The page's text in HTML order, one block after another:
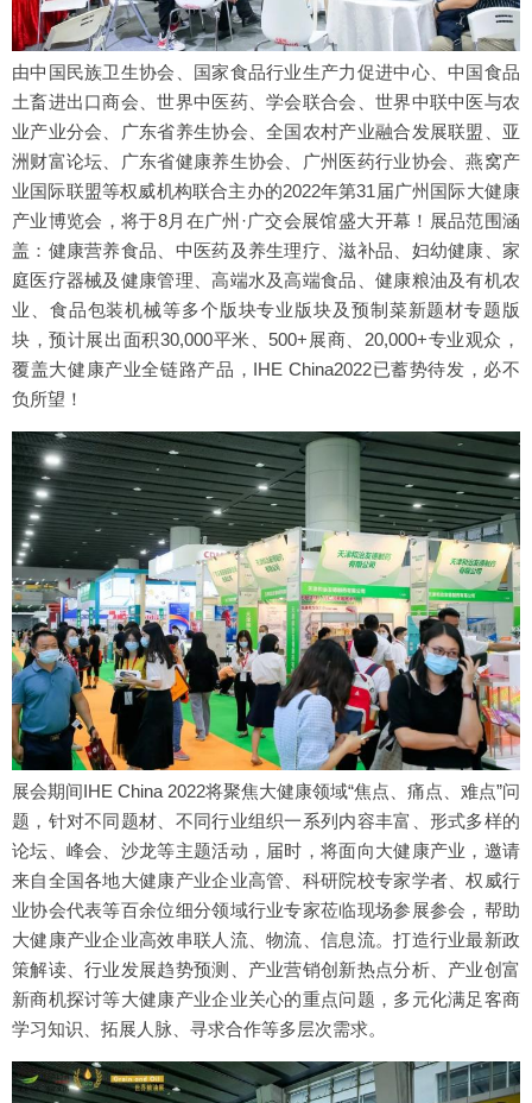
由中国民族卫生协会、国家食品行业生产力促进中心、中国食品
土畜进出口商会、世界中医药、学会联合会、世界中联中医与农
业产业分会、广东省养生协会、全国农村产业融合发展联盟、亚
洲财富论坛、广东省健康养生协会、广州医药行业协会、燕窝产
业国际联盟等权威机构联合主办的2022年第31届广州国际大健康
产业博览会，将于8月在广州·广交会展馆盛大开幕！展品范围涵
盖：健康营养食品、中医药及养生理疗、滋补品、妇幼健康、家
庭医疗器械及健康管理、高端水及高端食品、健康粮油及有机农
业、食品包装机械等多个版块专业版块及预制菜新题材专题版
块，预计展出面积30,000平米、500+展商、20,000+专业观众，
覆盖大健康产业全链路产品，IHE China2022已蓄势待发，必不
负所望！
展会期间IHE China 2022将聚焦大健康领域“焦点、痛点、难点”问
题，针对不同题材、不同行业组织一系列内容丰富、形式多样的
论坛、峰会、沙龙等主题活动，届时，将面向大健康产业，邀请
来自全国各地大健康产业企业高管、科研院校专家学者、权威行
业协会代表等百余位细分领域行业专家莅临现场参展参会，帮助
大健康产业企业高效串联人流、物流、信息流。打造行业最新政
策解读、行业发展趋势预测、产业营销创新热点分析、产业创富
新商机探讨等大健康产业企业关心的重点问题，多元化满足客商
学习知识、拓展人脉、寻求合作等多层次需求。